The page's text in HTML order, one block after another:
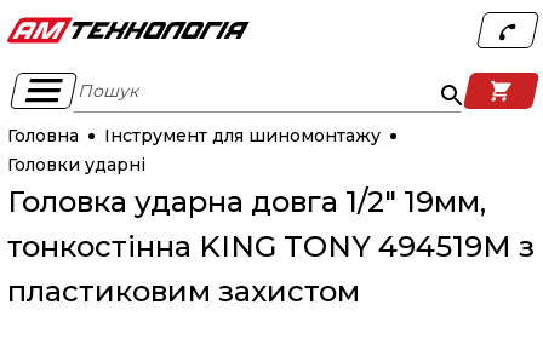
Пошук
Головна
Інструмент для шиномонтажу
Головки ударні
Головка ударна довга 1/2" 19мм,
тонкостінна KING TONY 494519M з
пластиковим захистом